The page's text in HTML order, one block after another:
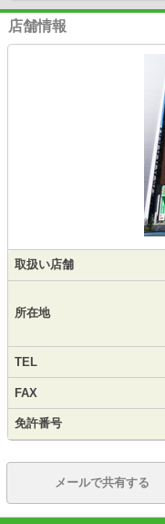
店舗情報
取扱い店舗
所在地
TEL
FAX
免許番号
メールで共有する